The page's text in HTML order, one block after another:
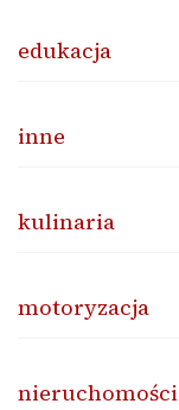
edukacja
inne
kulinaria
motoryzacja
nieruchomości